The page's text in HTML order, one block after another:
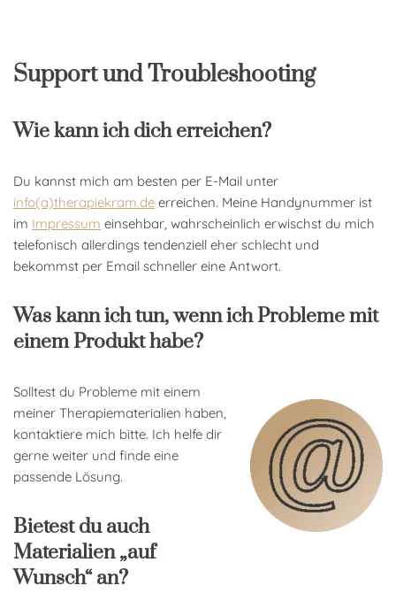
Support und Troubleshooting
Wie kann ich dich erreichen?
Du kannst mich am besten per E-Mail unter
info(a)therapiekram.de erreichen. Meine Handynummer ist
im Impressum einsehbar, wahrscheinlich erwischst du mich
telefonisch allerdings tendenziell eher schlecht und
bekommst per Email schneller eine Antwort.
Was kann ich tun, wenn ich Probleme mit
einem Produkt habe?
Solltest du Probleme mit einem
meiner Therapiematerialien haben,
kontaktiere mich bitte. Ich helfe dir
gerne weiter und finde eine
passende Lösung.
Bietest du auch
Materialien „auf
Wunsch“ an?